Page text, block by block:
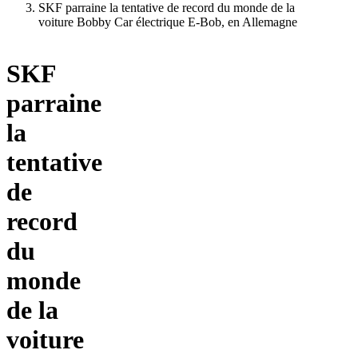
SKF parraine la tentative de record du monde de la
voiture Bobby Car électrique E-Bob, en Allemagne
SKF
parraine
la
tentative
de
record
du
monde
de la
voiture